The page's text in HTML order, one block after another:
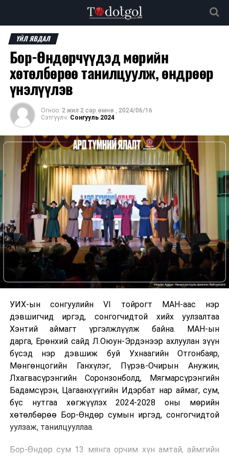
ҮЙЛ ЯВДАЛ
Бор-Өндөрчүүдэд мөрийн
хөтөлбөрөө танилцуулж, өндрөөр
үнэлүүлэв
Огноо: 2 жил 2 сар.өмнө , 2024/06/16
Сэтгүүлч: Сонгууль 2024
УИХ-ын сонгуулийн VI тойрогт МАН-аас нэр
дэвшигчид иргэд, сонгогчидтой хийх уулзалтаа
Хэнтий аймагт үргэлжлүүлж байна. МАН-ын
дарга, Ерөнхий сайд Л.Оюун-Эрдэнээр ахлуулан зүүн
бүсэд нэр дэвшиж буй Ухнаагийн Отгонбаяр,
Мөнгөнцогийн Ганхүлэг, Пүрэв-Очирын Анужин,
Лхагвасүрэнгийн Соронзонболд, Мягмарсүрэнгийн
Бадамсүрэн, Цагаанхүүгийн Идэрбат нар аймаг, сум,
бүс нутгаа хөгжүүлэх 2024-2028 оны мөрийн
хөтөлбөрөө Бор-Өндөр сумын иргэд, сонгогчидтой
уулзаж, танилцууллаа.
Бор-Өндөр сум 13 мянга орчим хүн амтай, аймгийн